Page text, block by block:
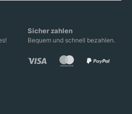
Sicher zahlen
Bequem und schnell bezahlen.